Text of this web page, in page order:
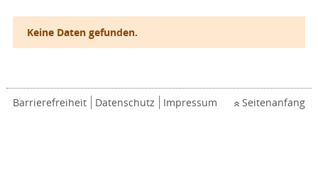
Keine Daten gefunden.
Barrierefreiheit Datenschutz Impressum Seitenanfang